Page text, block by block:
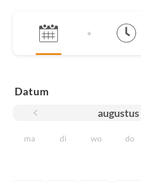
Datum
augustus
ma di wo do